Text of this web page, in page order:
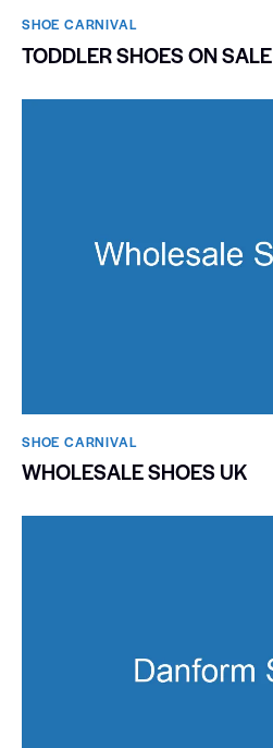
SHOE CARNIVAL​
TODDLER SHOES ON SALE
SHOE CARNIVAL​
WHOLESALE SHOES UK